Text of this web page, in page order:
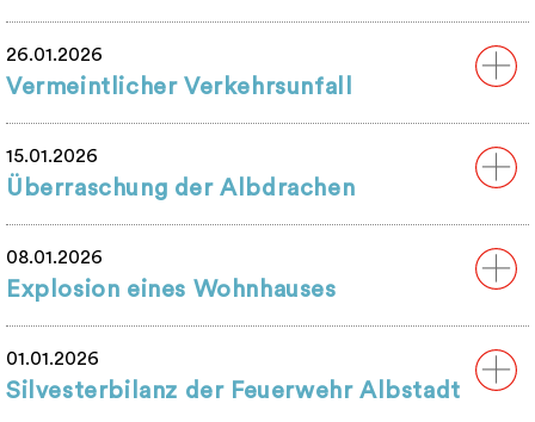
26.01.2026
Vermeintlicher Verkehrsunfall
15.01.2026
Überraschung der Albdrachen
08.01.2026
Explosion eines Wohnhauses
01.01.2026
Silvesterbilanz der Feuerwehr Albstadt